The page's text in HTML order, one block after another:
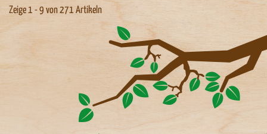
Zeige 1 - 9 von 271 Artikeln